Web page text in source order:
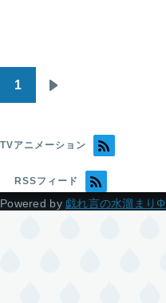
1
ー
TVアニメーション
RSSフィード
Powered by 戯れ言の水溜まりΦ